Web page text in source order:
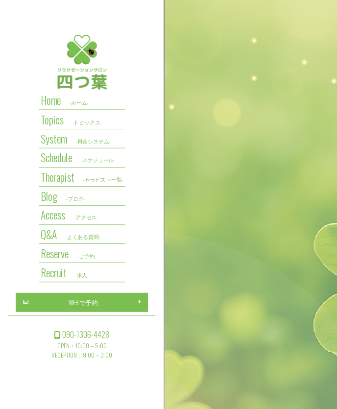
Home -ホーム-
Topics -トピックス-
System -料金システム-
Schedule -スケジュール-
Therapist -セラピスト一覧-
Blog -ブログ-
Access -アクセス-
Q&A -よくある質問-
Reserve -ご予約-
Recruit -求人-
WEBで予約
090-1306-4428
OPEN：10:00～5:00
RECEPTION：9:00～3:00